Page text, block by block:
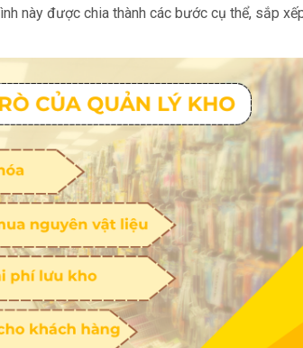
này được chia thành các bước cụ thể, sắp